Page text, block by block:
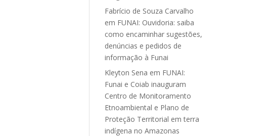
Fabrício de Souza Carvalho
em FUNAI: Ouvidoria: saiba
como encaminhar sugestões,
denúncias e pedidos de
informação à Funai
Kleyton Sena em FUNAI:
Funai e Coiab inauguram
Centro de Monitoramento
Etnoambiental e Plano de
Proteção Territorial em terra
indígena no Amazonas